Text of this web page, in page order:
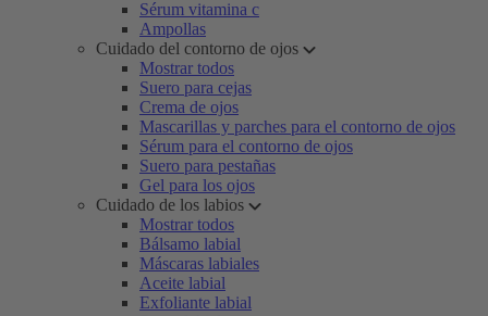
Sérum vitamina c
Ampollas
Cuidado del contorno de ojos
Mostrar todos
Suero para cejas
Crema de ojos
Mascarillas y parches para el contorno de ojos
Sérum para el contorno de ojos
Suero para pestañas
Gel para los ojos
Cuidado de los labios
Mostrar todos
Bálsamo labial
Máscaras labiales
Aceite labial
Exfoliante labial